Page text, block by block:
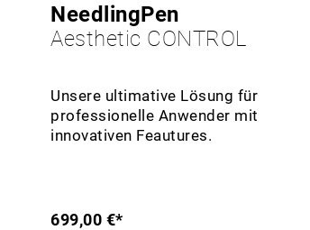
NeedlingPen
Aesthetic CONTROL
Unsere ultimative Lösung für
professionelle Anwender mit
innovativen Feautures.
699,00 €*